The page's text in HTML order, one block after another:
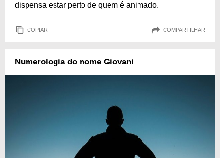
dispensa estar perto de quem é animado.
COPIAR COMPARTILHAR
Numerologia do nome Giovani